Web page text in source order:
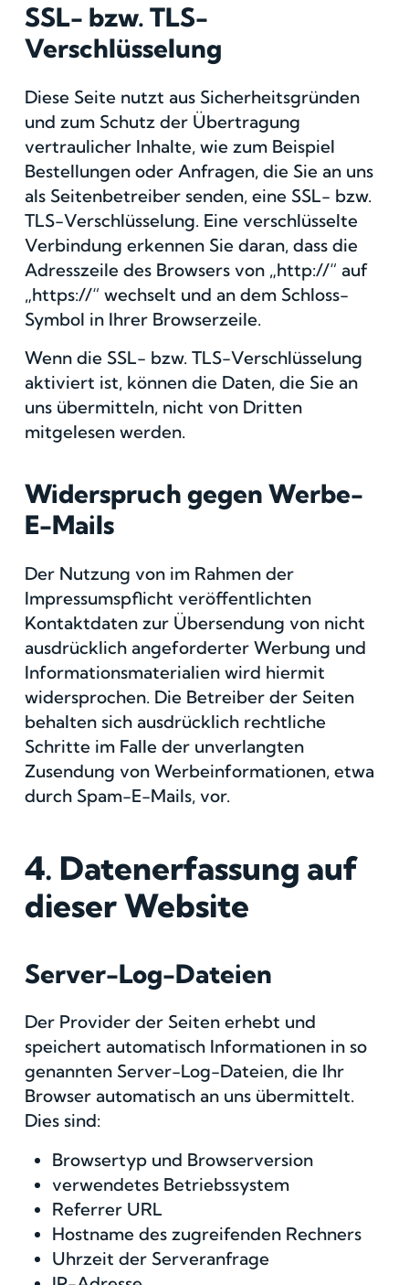
SSL- bzw. TLS-
Verschlüsselung
Diese Seite nutzt aus Sicherheitsgründen
und zum Schutz der Übertragung
vertraulicher Inhalte, wie zum Beispiel
Bestellungen oder Anfragen, die Sie an uns
als Seitenbetreiber senden, eine SSL- bzw.
TLS-Verschlüsselung. Eine verschlüsselte
Verbindung erkennen Sie daran, dass die
Adresszeile des Browsers von „http://“ auf
„https://“ wechselt und an dem Schloss-
Symbol in Ihrer Browserzeile.
Wenn die SSL- bzw. TLS-Verschlüsselung
aktiviert ist, können die Daten, die Sie an
uns übermitteln, nicht von Dritten
mitgelesen werden.
Widerspruch gegen Werbe-
E-Mails
Der Nutzung von im Rahmen der
Impressumspflicht veröffentlichten
Kontaktdaten zur Übersendung von nicht
ausdrücklich angeforderter Werbung und
Informationsmaterialien wird hiermit
widersprochen. Die Betreiber der Seiten
behalten sich ausdrücklich rechtliche
Schritte im Falle der unverlangten
Zusendung von Werbeinformationen, etwa
durch Spam-E-Mails, vor.
4. Datenerfassung auf
dieser Website
Server-Log-Dateien
Der Provider der Seiten erhebt und
speichert automatisch Informationen in so
genannten Server-Log-Dateien, die Ihr
Browser automatisch an uns übermittelt.
Dies sind:
Browsertyp und Browserversion
verwendetes Betriebssystem
Referrer URL
Hostname des zugreifenden Rechners
Uhrzeit der Serveranfrage